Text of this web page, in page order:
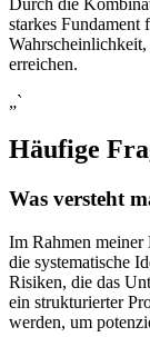
Durch die
starkes⁣ Fundament
erreichen.
„`
Häufige
Was versteht
Im Rahmen meiner⁢
die‍ systematische
Risiken,⁤ die das
ein strukturierter
werden, um